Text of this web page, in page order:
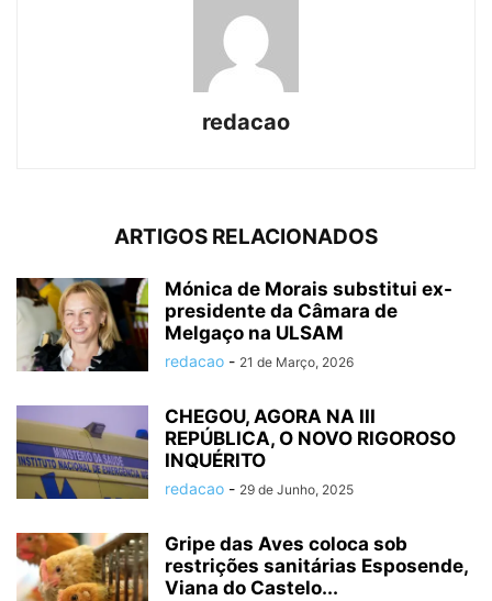
redacao
ARTIGOS RELACIONADOS
Mónica de Morais substitui ex-
presidente da Câmara de
Melgaço na ULSAM
redacao - 21 de Março, 2026
CHEGOU, AGORA NA III
REPÚBLICA, O NOVO RIGOROSO
INQUÉRITO
redacao - 29 de Junho, 2025
Gripe das Aves coloca sob
restrições sanitárias Esposende,
Viana do Castelo...